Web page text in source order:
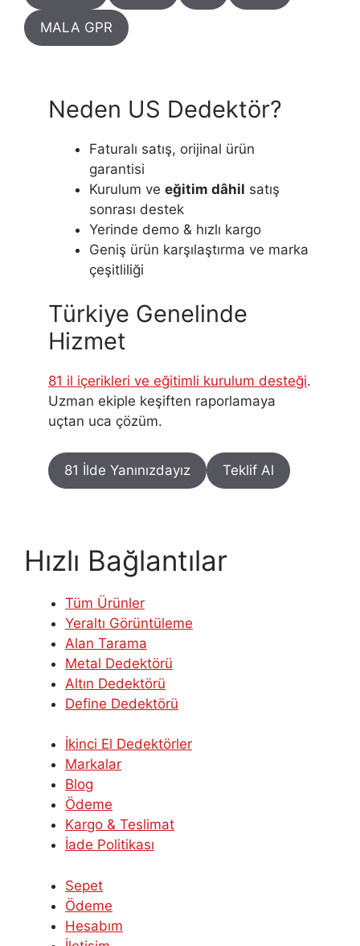
MALA GPR
Neden US Dedektör?
Faturalı satış, orijinal ürün
garantisi
Kurulum ve eğitim dâhil satış
sonrası destek
Yerinde demo & hızlı kargo
Geniş ürün karşılaştırma ve marka
çeşitliliği
Türkiye Genelinde
Hizmet
81 il içerikleri ve eğitimli kurulum desteği.
Uzman ekiple keşiften raporlamaya
uçtan uca çözüm.
81 İlde Yanınızdayız Teklif Al
Hızlı Bağlantılar
Tüm Ürünler
Yeraltı Görüntüleme
Alan Tarama
Metal Dedektörü
Altın Dedektörü
Define Dedektörü
İkinci El Dedektörler
Markalar
Blog
Ödeme
Kargo & Teslimat
İade Politikası
Sepet
Ödeme
Hesabım